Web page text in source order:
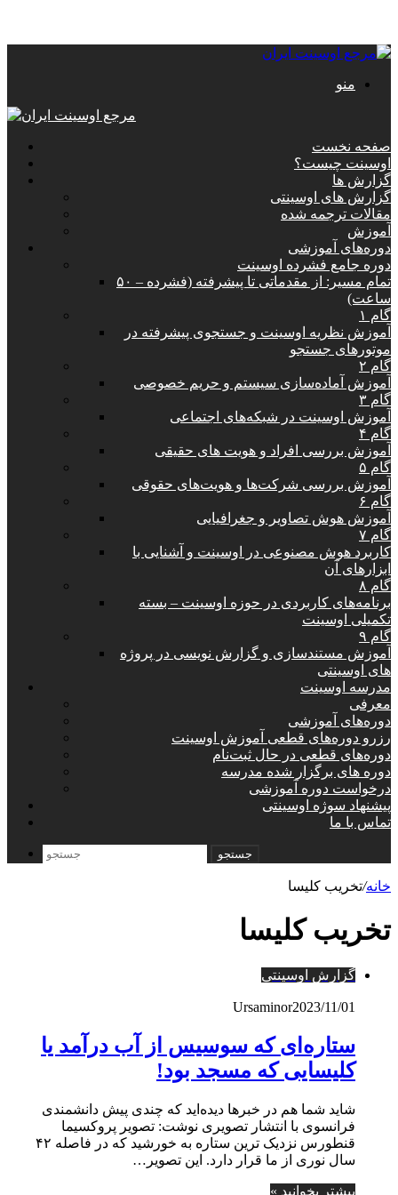
منو
صفحه نخست
اوسینت چیست؟
گزارش ها
گزارش های اوسینتی
مقالات ترجمه شده
آموزش
دوره‌های آموزشی
دوره جامع فشرده اوسینت
تمام مسیر: از مقدماتی تا پیشرفته (فشرده – ۵۰
ساعت)
گام ۱
آموزش نظریه اوسینت و جستجوی پیشرفته در
موتورهای جستجو
گام ۲
آموزش آماده‌سازی سیستم و حریم خصوصی
گام ۳
آموزش اوسینت در شبکه‌های اجتماعی
گام ۴
آموزش بررسی افراد و هویت های حقیقی
گام ۵
آموزش بررسی شرکت‌ها و هویت‌های حقوقی
گام ۶
آموزش هوش تصاویر و جغرافیایی
گام ۷
کاربرد هوش مصنوعی در اوسینت و آشنایی با
ابزارهای آن
گام ۸
برنامه‌های کاربردی در حوزه اوسینت – بسته
تکمیلی اوسینت
گام ۹
آموزش مستندسازی و گزارش نویسی در پروژه
های اوسینتی
مدرسه اوسینت
معرفی
دوره‌های آموزشی
رزرو دوره‌های قطعی آموزش اوسینت
دوره‌های قطعی در حال ثبت‌نام
دوره های برگزار شده مدرسه
درخواست دوره آموزشی
پیشنهاد سوژه اوسینتی
تماس با ما
جستجو
خانه/تخریب کلیسا
تخریب کلیسا
گزارش اوسینتی
Ursaminor2023/11/01
ستاره‌ای که سوسیس از آب درآمد یا
کلیسایی که مسجد بود!
شاید شما هم در خبرها دیده‌اید که چندی پیش دانشمندی
فرانسوی با انتشار تصویری نوشت: تصویر پروکسیما
قنطورس نزدیک ترین ستاره به خورشید که در فاصله ۴۲
سال نوری از ما قرار دارد. این تصویر…
بیشتر بخوانید »